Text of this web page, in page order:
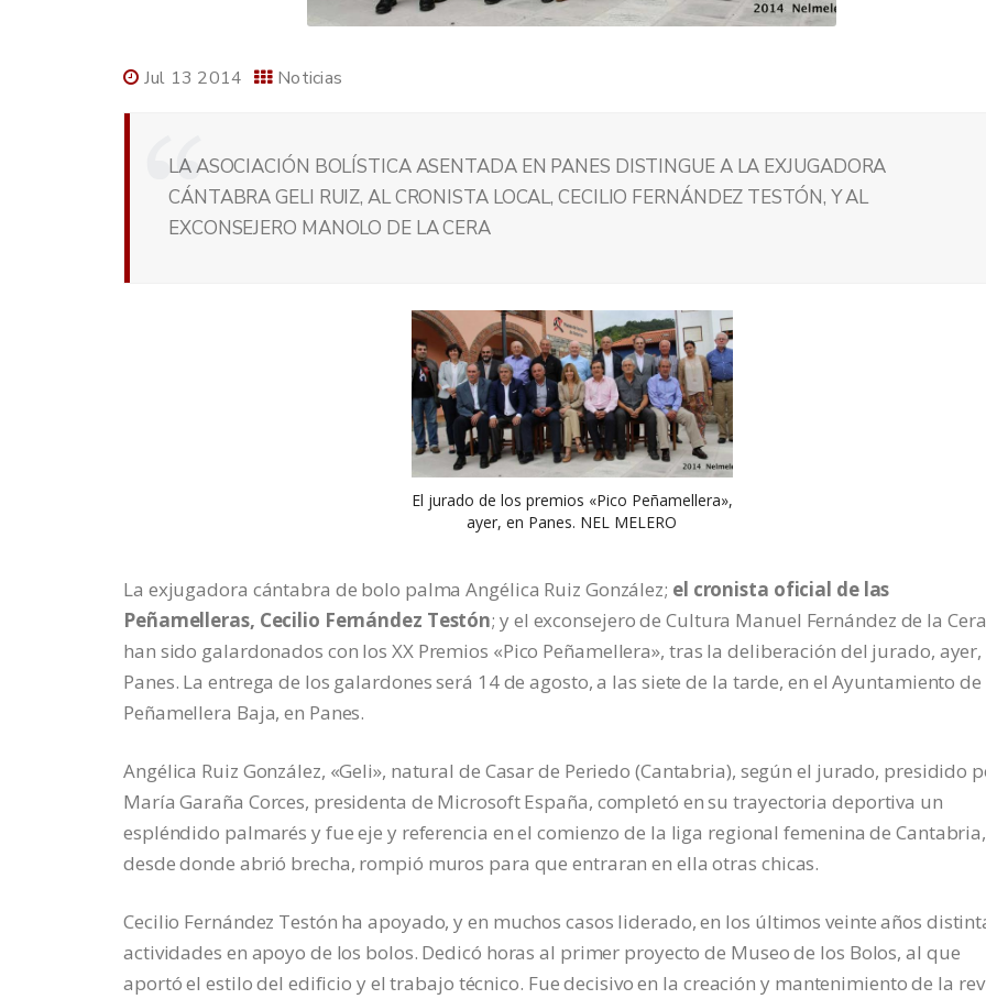
Jul 13 2014 Noticias
LA ASOCIACIÓN BOLÍSTICA ASENTADA EN PANES DISTINGUE A LA EXJUGADORA
CÁNTABRA GELI RUIZ, AL CRONISTA LOCAL, CECILIO FERNÁNDEZ TESTÓN, Y AL
EXCONSEJERO MANOLO DE LA CERA
El jurado de los premios «Pico Peñamellera»,
ayer, en Panes. NEL MELERO
La exjugadora cántabra de bolo palma Angélica Ruiz González; el cronista oficial de las
Peñamelleras, Cecilio Fernández Testón; y el exconsejero de Cultura Manuel Fernández de la Cera
han sido galardonados con los XX Premios «Pico Peñamellera», tras la deliberación del jurado, ayer,
Panes. La entrega de los galardones será 14 de agosto, a las siete de la tarde, en el Ayuntamiento de
Peñamellera Baja, en Panes.
Angélica Ruiz González, «Geli», natural de Casar de Periedo (Cantabria), según el jurado, presidido
María Garaña Corces, presidenta de Microsoft España, completó en su trayectoria deportiva un
espléndido palmarés y fue eje y referencia en el comienzo de la liga regional femenina de Cantabria,
desde donde abrió brecha, rompió muros para que entraran en ella otras chicas.
Cecilio Fernández Testón ha apoyado, y en muchos casos liderado, en los últimos veinte años
actividades en apoyo de los bolos. Dedicó horas al primer proyecto de Museo de los Bolos, al que
aportó el estilo del edificio y el trabajo técnico. Fue decisivo en la creación y mantenimiento de la